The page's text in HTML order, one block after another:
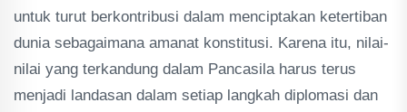
untuk turut berkontribusi dalam menciptakan ketertiban
dunia sebagaimana amanat konstitusi. Karena itu, nilai-
nilai yang terkandung dalam Pancasila harus terus
menjadi landasan dalam setiap langkah diplomasi dan